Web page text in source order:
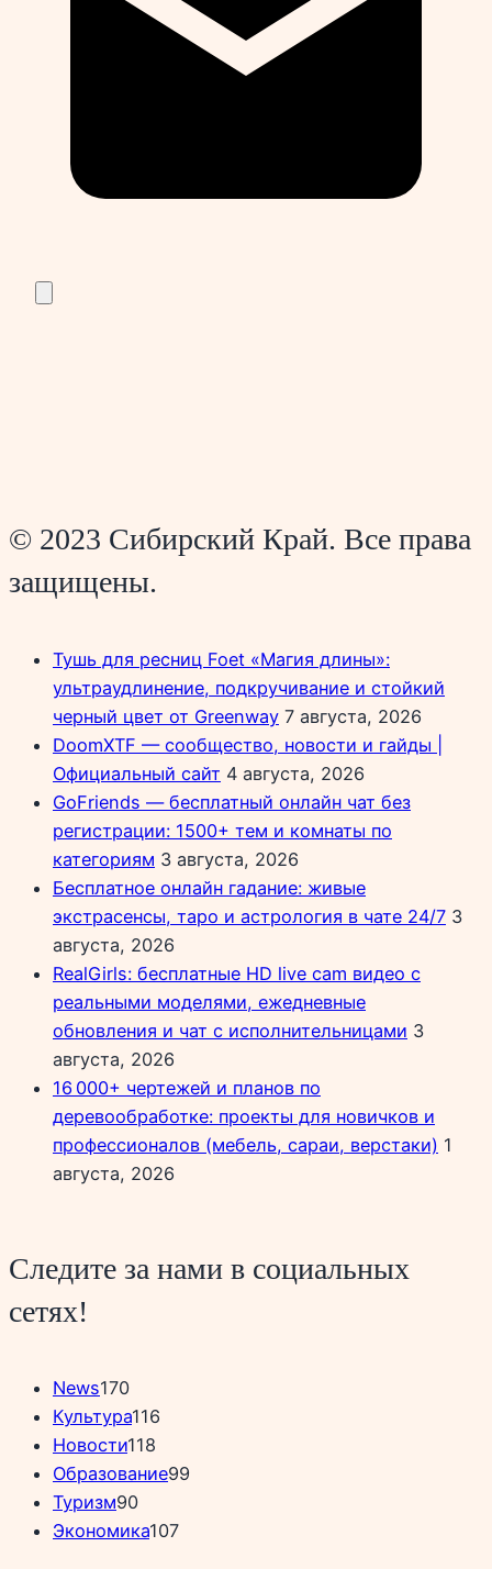
© 2023 Сибирский Край. Все права
защищены.
Тушь для ресниц Foet «Магия длины»:
ультраудлинение, подкручивание и стойкий
черный цвет от Greenway 7 августа, 2026
DoomXTF — сообщество, новости и гайды |
Официальный сайт 4 августа, 2026
GoFriends — бесплатный онлайн чат без
регистрации: 1500+ тем и комнаты по
категориям 3 августа, 2026
Бесплатное онлайн гадание: живые
экстрасенсы, таро и астрология в чате 24/7 3
августа, 2026
RealGirls: бесплатные HD live cam видео с
реальными моделями, ежедневные
обновления и чат с исполнительницами 3
августа, 2026
16 000+ чертежей и планов по
деревообработке: проекты для новичков и
профессионалов (мебель, сараи, верстаки) 1
августа, 2026
Следите за нами в социальных
сетях!
News170
Культура116
Новости118
Образование99
Туризм90
Экономика107